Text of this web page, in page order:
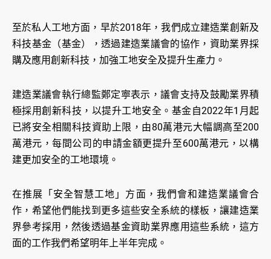
至於私人工地方面，早於2018年，我們成立建造業創新及
科技基金（基金），透過建造業議會的協作，資助業界採
購及應用創新科技，加強工地安全及提升生產力。
建造業議會執行總監鄭定寕表示，議會支持及鼓勵業界積
極採用創新科技，以提升工地安全。基金自2022年1月起
已將安全相關科技資助上限，由80萬港元大幅調高至200
萬港元，每間公司的申請金額更提升至600萬港元，以構
建更加安全的工地環境。
在推展「安全智慧工地」方面，我們會和建造業議會合
作，希望他們能找到更多這些安全系統的樣板，讓建造業
界參考採用，然後透過基金資助業界應用這些系統，這方
面的工作我們希望明年上半年完成。